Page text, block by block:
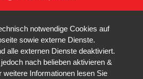
notwendige Cookies auf
sowie externe Dienste.
alle externen Dienste deaktiviert.
nach belieben aktivieren &
weitere Informationen lesen Sie